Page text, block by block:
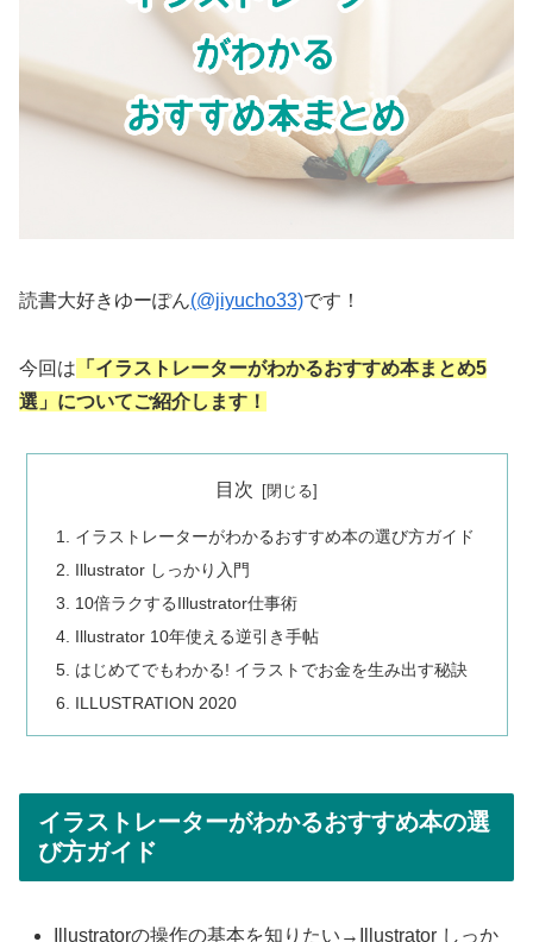
読書大好きゆーぽん(@jiyucho33)です！
今回は 「イラストレーターがわかるおすすめ本まとめ5
選」についてご紹介します！
目次
イラストレーターがわかるおすすめ本の選び方ガイド
Illustrator しっかり入門
10倍ラクするIllustrator仕事術
Illustrator 10年使える逆引き手帖
はじめてでもわかる! イラストでお金を生み出す秘訣
ILLUSTRATION 2020
イラストレーターがわかるおすすめ本の選
び方ガイド
Illustratorの操作の基本を知りたい→Illustrator しっか